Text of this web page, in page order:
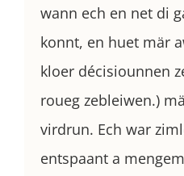
wann ech en net di
konnt, en huet mär
kloer décisiounnen
roueg zebleiwen.)
virdrun. Ech war
entspaant a